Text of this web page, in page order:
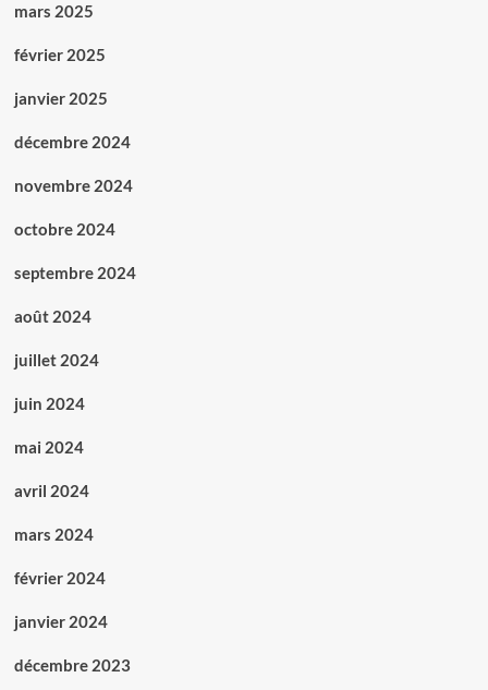
mars 2025
février 2025
janvier 2025
décembre 2024
novembre 2024
octobre 2024
septembre 2024
août 2024
juillet 2024
juin 2024
mai 2024
avril 2024
mars 2024
février 2024
janvier 2024
décembre 2023